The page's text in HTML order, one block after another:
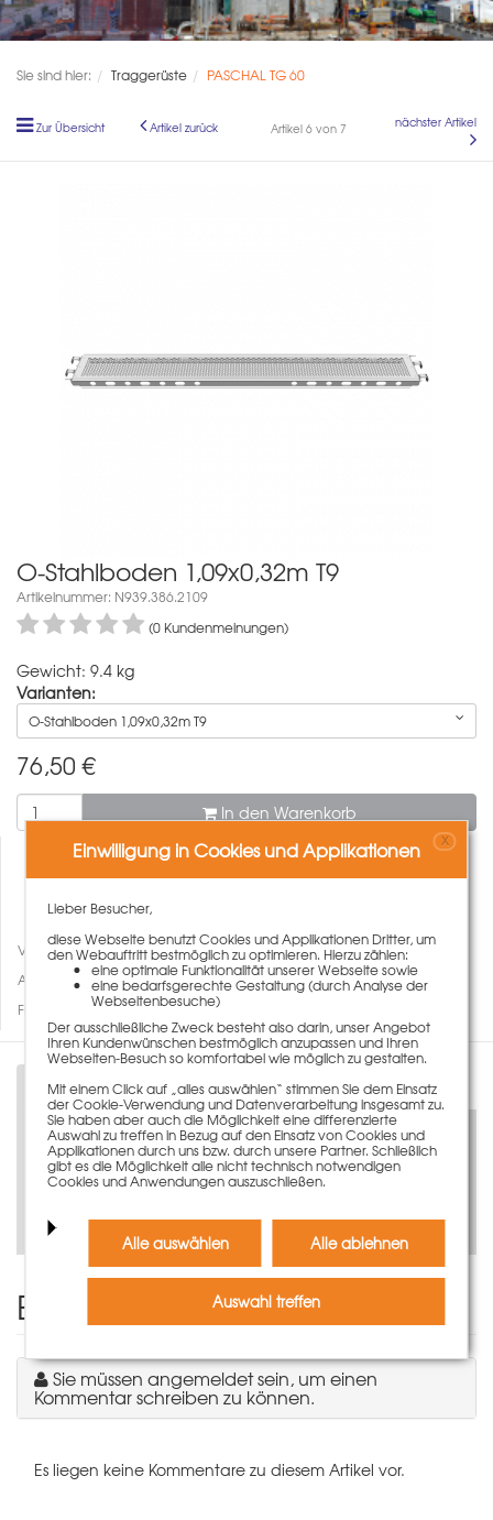
Sie sind hier: Traggerüste PASCHAL TG 60
Zur Übersicht Artikel zurück Artikel 6 von 7 nächster Artikel
O-Stahlboden 1,09x0,32m T9
Artikelnummer: N939.386.2109
(0 Kundenmeinungen)
Gewicht: 9.4 kg
Varianten:
O-Stahlboden 1,09x0,32m T9
76,50 €
In den Warenkorb
Vergleichen
Auf den Merkzettel
Fragen zum Artikel
Beschreibung
Einen Kommentar schreiben
Sie müssen angemeldet sein, um einen
Kommentar schreiben zu können.
Es liegen keine Kommentare zu diesem Artikel vor.
Einwilligung in Cookies und Applikationen X
Lieber Besucher,
diese Webseite benutzt Cookies und Applikationen Dritter, um
den Webauftritt bestmöglich zu optimieren. Hierzu zählen:
eine optimale Funktionalität unserer Webseite sowie
eine bedarfsgerechte Gestaltung (durch Analyse der
Webseitenbesuche)
Der ausschließliche Zweck besteht also darin, unser Angebot
Ihren Kundenwünschen bestmöglich anzupassen und Ihren
Webseiten-Besuch so komfortabel wie möglich zu gestalten.
Mit einem Click auf „alles auswählen“ stimmen Sie dem Einsatz
der Cookie-Verwendung und Datenverarbeitung insgesamt zu.
Sie haben aber auch die Möglichkeit eine differenzierte
Auswahl zu treffen in Bezug auf den Einsatz von Cookies und
Applikationen durch uns bzw. durch unsere Partner. Schließlich
gibt es die Möglichkeit alle nicht technisch notwendigen
Cookies und Anwendungen auszuschließen.
Alle auswählen Alle ablehnen
Auswahl treffen